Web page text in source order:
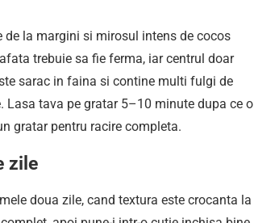
la margini si mirosul intens de cocos
trebuie sa fie ferma, iar centrul doar
sarac in faina si contine multi fulgi de
Lasa tava pe gratar 5–10 minute dupa ce o
gratar pentru racire completa.
zile
doua zile, cand textura este crocanta la